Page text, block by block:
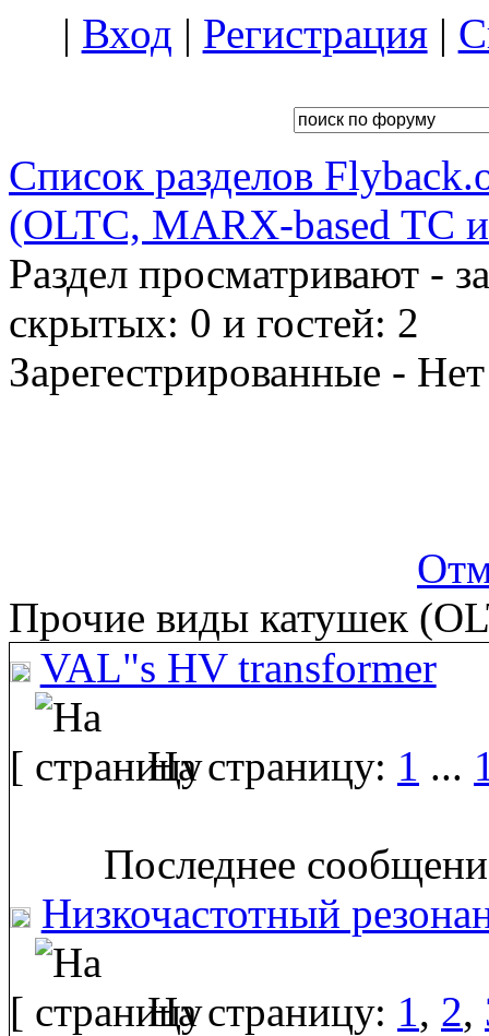
| Вход | Регистрация|
Список разделов
(OLTC, MARX-based TC
Раздел просматривают -
скрытых: 0 и гостей: 2
Зарегестрированные - Нет
Прочие виды катушек
VAL"s HV transformer
[ На страницу: 1 ...
Последнее
Низкочастотный
[ На страницу: 1, 2,